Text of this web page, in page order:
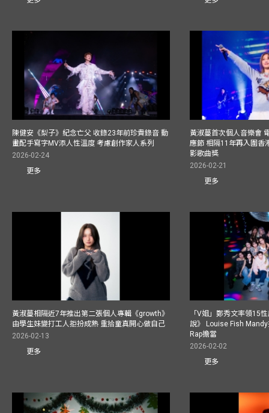
陳健安《梨子》紀念亡父 收錄23年前珍貴錄音 動
畫配手寫字MV添人性溫度 考慮創作家人系列
2026-02-24
更多
黃淑蔓首次個人音樂會
應節 相隔11年再入圍香
影歌曲獎
2026-02-21
更多
黃淑蔓相隔近7年推出第二張個人專輯《growth》
由學生妹變打工人拒扮成熟 重拾童真開心做自己
2026-02-13
更多
「V姐」鄭秀文率領15
說》 Louise Fish
Rap擔當
2026-02-02
更多